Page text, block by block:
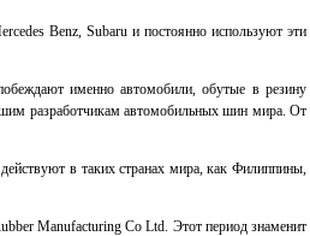
Benz, Subaru и постоянно используют эти
именно автомобили, обутые в резину
разработчикам автомобильных шин мира. От
в таких странах мира, как Филиппины,
Manufacturing Co Ltd. Этот период знаменит